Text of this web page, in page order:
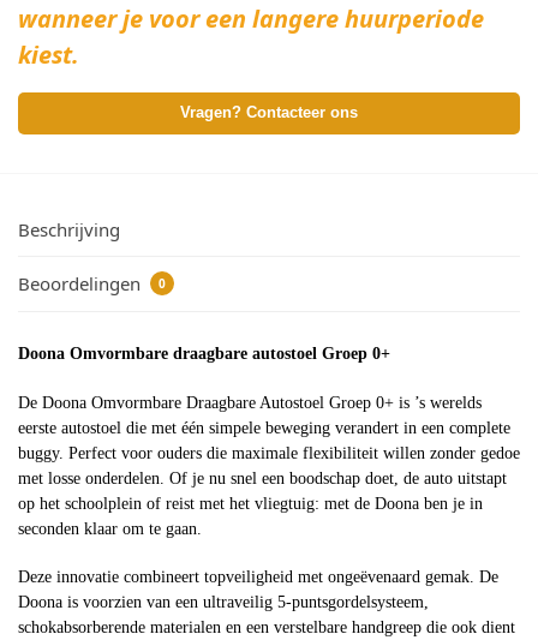
wanneer je voor een langere huurperiode
kiest.
Vragen? Contacteer ons
Beschrijving
Beoordelingen 0
Doona Omvormbare draagbare autostoel Groep 0+
De Doona Omvormbare Draagbare Autostoel Groep 0+ is ’s werelds
eerste autostoel die met één simpele beweging verandert in een complete
buggy. Perfect voor ouders die maximale flexibiliteit willen zonder gedoe
met losse onderdelen. Of je nu snel een boodschap doet, de auto uitstapt
op het schoolplein of reist met het vliegtuig: met de Doona ben je in
seconden klaar om te gaan.
Deze innovatie combineert topveiligheid met ongeëvenaard gemak. De
Doona is voorzien van een ultraveilig 5-puntsgordelsysteem,
schokabsorberende materialen en een verstelbare handgreep die ook dient